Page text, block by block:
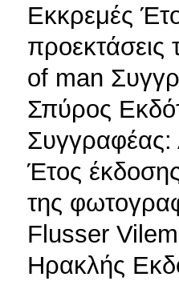
Εκκρεμές
of man
Σπύρος
Έτος
της
Flusser
Ηρακλής